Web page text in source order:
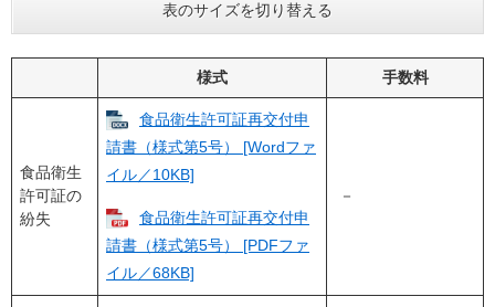
表のサイズを切り替える
様式 手数料
食品衛生
許可証の
紛失
食品衛生許可証再交付申
請書（様式第5号） [Wordファ
イル／10KB]
食品衛生許可証再交付申
請書（様式第5号） [PDFファ
イル／68KB]
－